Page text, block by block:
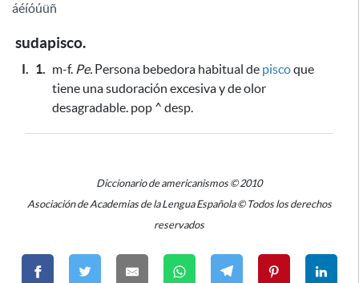
áéíóúüñ
sudapisco.
I. 1. m-f. Pe. Persona bebedora habitual de piscoque
tiene una sudoración excesiva y de olor
desagradable. pop ^ desp.
Diccionario de americanismos © 2010
Asociación de Academias de la Lengua Española © Todos los derechos
reservados